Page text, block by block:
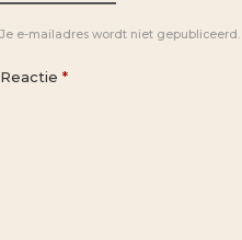
Je e-mailadres wordt niet gepubliceerd.
Reactie *